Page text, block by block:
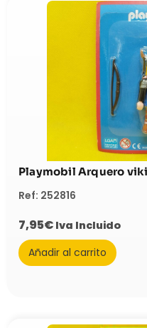
Playmobil Arquero
Ref: 252816
7,95€ Iva Incluido
Añadir al carrito